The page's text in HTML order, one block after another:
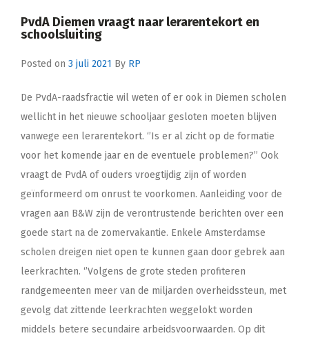
PvdA Diemen vraagt naar lerarentekort en
schoolsluiting
Posted on 3 juli 2021 By RP
De PvdA-raadsfractie wil weten of er ook in Diemen scholen
wellicht in het nieuwe schooljaar gesloten moeten blijven
vanwege een lerarentekort. ‘’Is er al zicht op de formatie
voor het komende jaar en de eventuele problemen?’’ Ook
vraagt de PvdA of ouders vroegtijdig zijn of worden
geïnformeerd om onrust te voorkomen. Aanleiding voor de
vragen aan B&W zijn de verontrustende berichten over een
goede start na de zomervakantie. Enkele Amsterdamse
scholen dreigen niet open te kunnen gaan door gebrek aan
leerkrachten. ‘’Volgens de grote steden profiteren
randgemeenten meer van de miljarden overheidssteun, met
gevolg dat zittende leerkrachten weggelokt worden
middels betere secundaire arbeidsvoorwaarden. Op dit